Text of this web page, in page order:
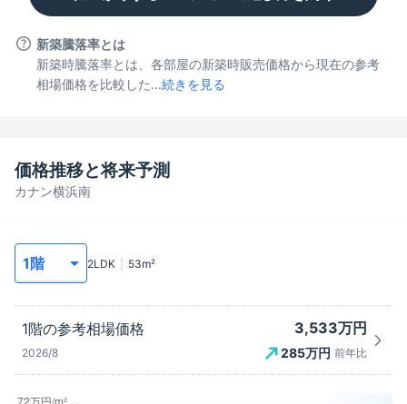
新築騰落率とは
新築時騰落率とは、各部屋の新築時販売価格から現在の参考
相場価格を比較した...続きを見る
カナン横浜南
価格推移と将来予測
2LDK 53m²
1階の参考相場価格
2026/8
3,533万円
285万円 前年比